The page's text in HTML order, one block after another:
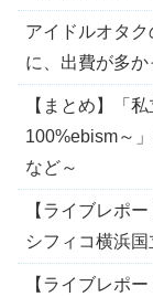
アイドルオタ
に、出費が多か
【まとめ】「
100%ebism～
など～
【ライブレポ
シフィコ横浜
【ライブレポ